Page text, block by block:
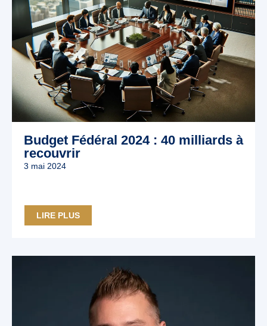
Budget Fédéral 2024 : 40 milliards à
recouvrir
3 mai 2024
LIRE PLUS